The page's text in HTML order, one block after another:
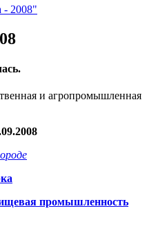
- 2008"
и агропромышленная
промышленность